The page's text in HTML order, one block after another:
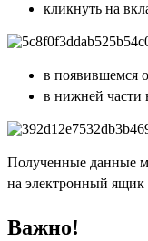
кликнуть на
в появившемся
в нижней части
Полученные данные
на электронный ящик
Важно!